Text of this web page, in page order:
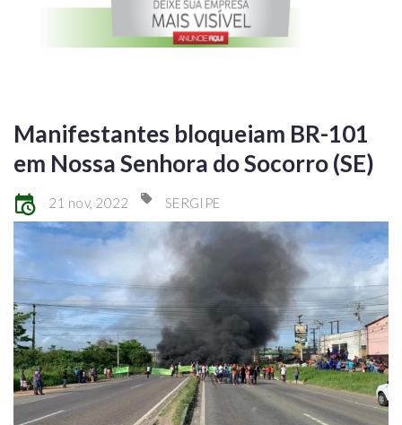
Manifestantes bloqueiam BR-101
em Nossa Senhora do Socorro (SE)
21 nov, 2022 SERGIPE